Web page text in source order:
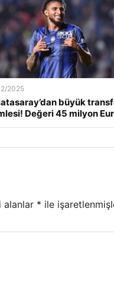
2025
büyük
Değeri 45 milyon
alanlar * ile